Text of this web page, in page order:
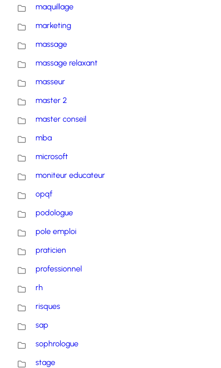
maquillage
marketing
massage
massage relaxant
masseur
master 2
master conseil
mba
microsoft
moniteur educateur
opqf
podologue
pole emploi
praticien
professionnel
rh
risques
sap
sophrologue
stage